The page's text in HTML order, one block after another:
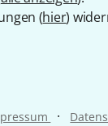
(hier)
·
3/4